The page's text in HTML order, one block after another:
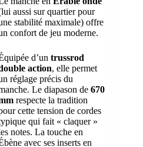
aussi sur quartier pour
stabilité maximale) offre
confort de jeu moderne.
d’un trussrod
action, elle permet
réglage précis du
Le diapason de 670
respecte la tradition
cette tension de cordes
qui fait « claquer »
notes. La touche en
avec ses inserts en